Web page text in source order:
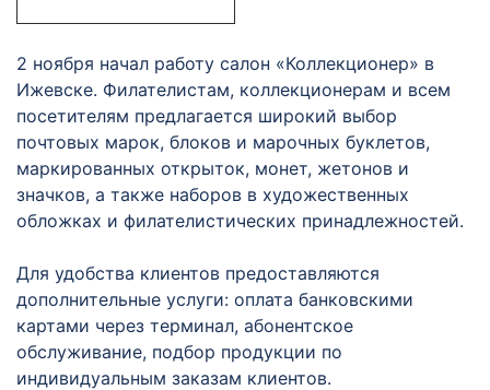
2 ноября начал работу салон «Коллекционер» в
Ижевске. Филателистам, коллекционерам и всем
посетителям предлагается широкий выбор
почтовых марок, блоков и марочных буклетов,
маркированных открыток, монет, жетонов и
значков, а также наборов в художественных
обложках и филателистических принадлежностей.
Для удобства клиентов предоставляются
дополнительные услуги: оплата банковскими
картами через терминал, абонентское
обслуживание, подбор продукции по
индивидуальным заказам клиентов.